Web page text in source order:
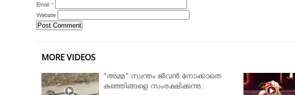
Email *
Website
MORE VIDEOS
"അമ്മ" സ്വന്തം ജീവൻ നോക്കാതെ
കുഞ്ഞിങ്ങളെ സംരക്ഷിക്കുന്നു..